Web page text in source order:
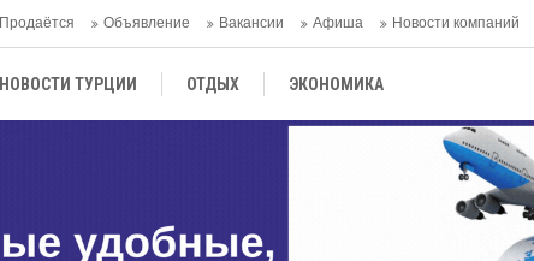
Продаётся Объявление Вакансии Афиша Новости компаний
НОВОСТИ ТУРЦИИ ОТДЫХ ЭКОНОМИКА
ЦЕНТРАЛЬНАЯ АЗИЯ